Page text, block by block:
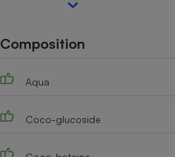
Composition
Aqua
Coco-glucoside